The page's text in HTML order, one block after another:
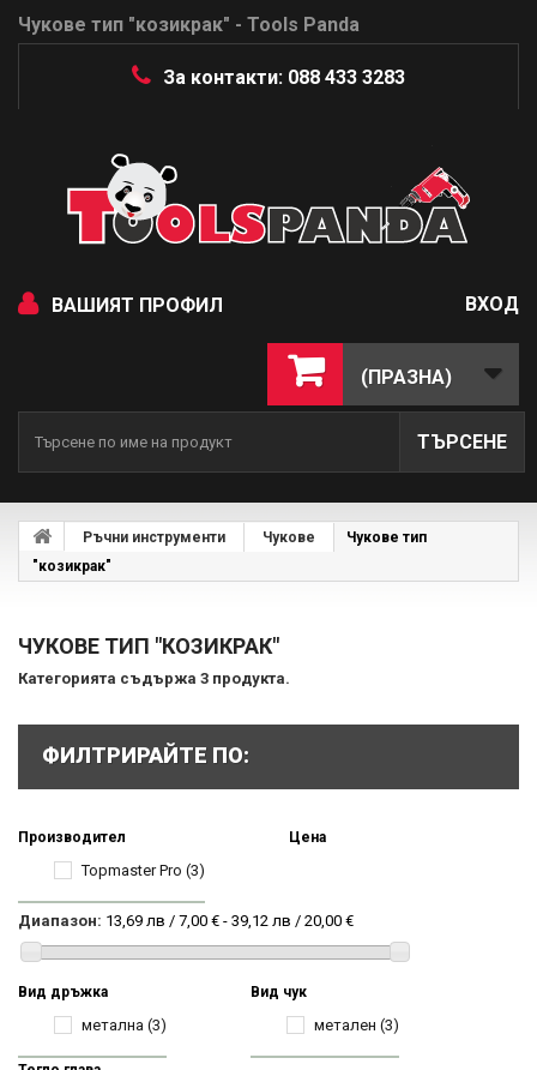
Чукове тип "козикрак" - Tools Panda
За контакти: 088 433 3283
ВАШИЯТ ПРОФИЛ ВХОД
(ПРАЗНА)
ТЪРСЕНЕ
Ръчни инструменти Чукове
Чукове тип
"козикрак"
ЧУКОВЕ ТИП "КОЗИКРАК"
Категорията съдържа 3 продукта.
ФИЛТРИРАЙТЕ ПО:
Производител
Topmaster Pro (3)
Цена
Диапазон: 13,69 лв / 7,00 € - 39,12 лв / 20,00 €
Вид дръжка
метална (3)
Вид чук
метален (3)